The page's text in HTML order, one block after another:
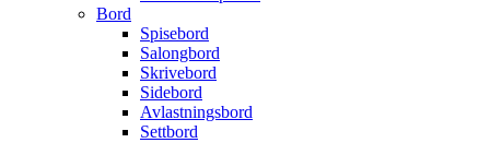
Bord
Spisebord
Salongbord
Skrivebord
Sidebord
Avlastningsbord
Settbord